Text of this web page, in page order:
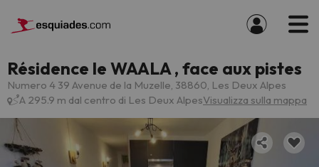
Résidence le WAALA , face aux pistes
Numero 4 39 Avenue de la Muzelle, 38860, Les Deux Alpes
A 295.9 m dal centro di Les Deux AlpesVisualizza sulla mappa